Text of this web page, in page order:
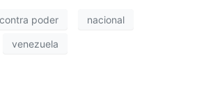
contra poder nacional
venezuela